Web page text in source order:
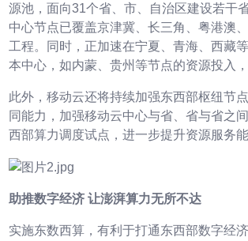
源池，面向31个省、市、自治区建设若干
中心节点已覆盖京津冀、长三角、粤港澳
工程。同时，正加速在宁夏、青海、西藏
本中心，如内蒙、贵州等节点的资源投入
此外，移动云还将持续加强东西部枢纽节
同能力，加强移动云中心与省、省与省之
西部算力调度试点，进一步提升资源服务
助推数字经济 让澎湃算力无所不达
实施东数西算，有利于打通东西部数字经